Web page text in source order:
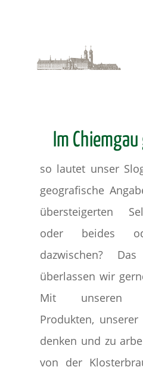
Im
so lautet unser
geografische
übersteigerten
oder beides
dazwischen?
überlassen wir
Mit unseren
Produkten,
denken und zu
von der